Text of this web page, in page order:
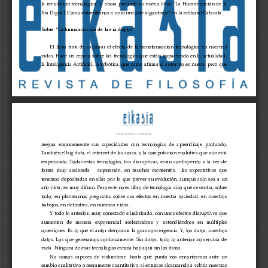
la revolución tecnológica” y ahora presenta su nuevo libro “La Humanización de la
Era Digital. Cómo enfrentarnos a un mundo de algoritmos” en la editorial Catarata.
Sobre “La humanización de la era digital”
El libro trata de explorar el efecto de la transformación tecnológica en nuestras
vidas. Hace un repaso sobre las tecnologías que están impactando en la actualidad,
la Inteligencia Artificial, la robótica, que como afirma el autor no es nueva, pero que
Libros reseñas y comentarios
mejora  enormemente  sus  capacidades  con  tecnologías  de  aprendizaje  profundo.
También el big data, el internet de las cosas, o la computación evolutiva que aún está
empezando. Todas estas tecnologías, tan disruptivas, están confluyendo a la vez de
forma  muy  acelerada      superando,  en  muchos  momentos,    las  expectativas  que
tenemos depositadas en ellas por lo que prever su evolución, aunque solo sea a un
año vista, es muy difuso. Pero este no es libro de tecnología sino que se centra, sobre
todo, en plantearnos preguntas sobre sus efectos en nuestra sociedad, en nuestros
trabajos, en definitiva, en nuestras vidas.
Y todo lo anterior, muy conectado e imbricado, con unos efectos disruptivos que
aumentan  de  manera  exponencial  acelerándose  y  extendiéndose  en  múltiples
conexiones. Es lo que el autor denomina la gran convergencia. Y, los datos, nuestros
datos. Los que generamos continuamente. Sin datos, todo lo anterior no serviría de
nada. Ninguna de esas tecnologías estaría hoy aquí sin los datos.
No  somos  capaces  de  vislumbrar    hasta  qué  punto  nos  encontramos  ante  un
cambio cualitativo o meramente cuantitativo; si estamos alcanzando a cubrir nuestras